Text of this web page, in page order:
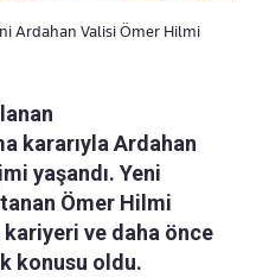
Ardahan Valisi Ömer Hilmi
kararıyla Ardahan
yaşandı. Yeni
Ömer Hilmi
kariyeri ve daha önce
konusu oldu.